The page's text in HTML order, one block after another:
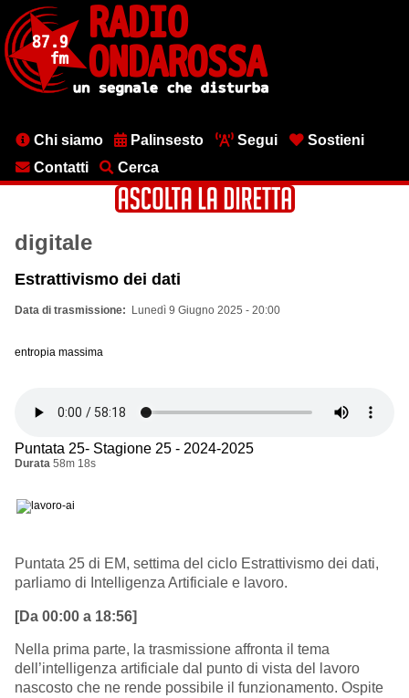
contenuto
principale
MenuChi siamo Palinsesto Segui
Sostieni
Contatti
Cerca
digitale
Estrattivismo dei dati
Data di trasmissione Lunedì 9 Giugno 2025 - 20:00
entropia massima
Puntata 25- Stagione 25 - 2024-2025
Durata 58m 18s
Puntata 25 di EM, settima del ciclo Estrattivismo dei dati,
parliamo di Intelligenza Artificiale e lavoro.
[Da 00:00 a 18:56]
Nella prima parte, la trasmissione affronta il tema
dell’intelligenza artificiale dal punto di vista del lavoro
nascosto che ne rende possibile il funzionamento. Ospite